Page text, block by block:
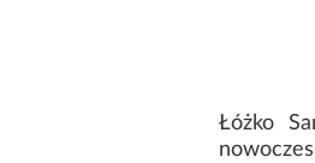
Łóżko